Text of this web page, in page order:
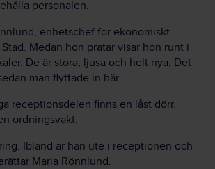
personalen.
enhetschef för ekonomiskt
Medan hon pratar visar hon runt i
De är stora, ljusa och helt nya. Det
man flyttade in här.
receptionsdelen finns en låst dörr.
ordningsvakt.
Ibland är han ute i receptionen och
Maria Rönnlund.